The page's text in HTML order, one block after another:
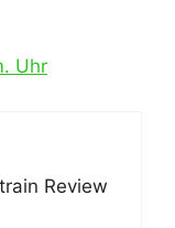
Uhr
Review